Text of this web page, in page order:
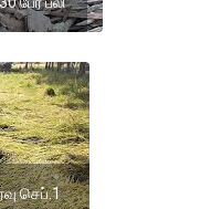
செப்.1